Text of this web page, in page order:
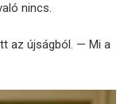
nincs.
az újságból. — Mi a